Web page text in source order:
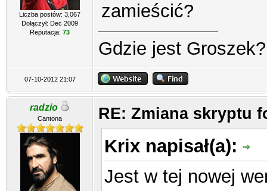
Liczba postów: 3,067
Dołączył: Dec 2009
Reputacja: 73
zamieścić?
Gdzie jest Groszek?
07-10-2012 21:07
radzio
Cantona RE: Zmiana skryptu
Krix napisał(a):
Jest w tej nowej